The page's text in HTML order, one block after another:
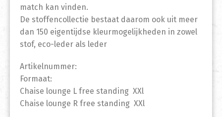
match kan vinden.
De stoffencollectie bestaat daarom ook uit meer
dan 150 eigentijdse kleurmogelijkheden in zowel
stof, eco-leder als leder
Artikelnummer:
Formaat:
Chaise lounge L free standing XXl
Chaise lounge R free standing XXl